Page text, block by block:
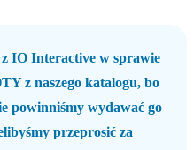
IO Interactive w sprawie
z naszego katalogu, bo
powinniśmy wydawać go
przeprosić za